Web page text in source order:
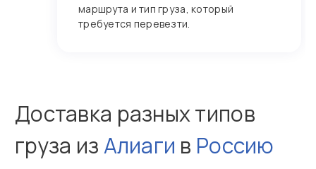
маршрута и тип груза, который
требуется перевезти.
Доставка разных типов
груза изАлиаги в Россию